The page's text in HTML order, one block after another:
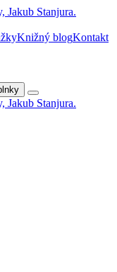
Knižný blogKontakt